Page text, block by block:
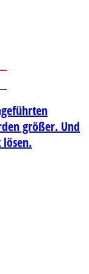
größer. Und
lösen.